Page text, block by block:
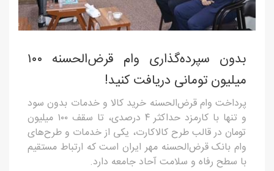
بدون سپرده‌گذاری وام قرض‌الحسنه ۱۰۰
میلیون تومانی دریافت کنید!
پرداخت وام قرض‌الحسنه خرید کالا و خدمات بدون سود
و تنها با کارمزد حداکثر ۴ درصدی، تا سقف ۱۰۰ میلیون
تومان در قالب طرح کالاکارت، یکی از خدمات و طرح‌های
وام بانک قرض‌الحسنه مهر ایران است که ارتباط مستقیم
با سطح رفاه و سلامت آحاد جامعه دارد.